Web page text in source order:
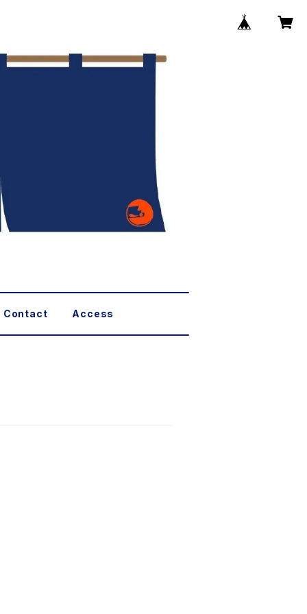
Contact Access